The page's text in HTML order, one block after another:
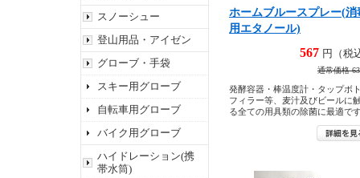
スノーシュー
登山用品・アイゼン
グローブ・手袋
スキー用グローブ
自転車用グローブ
バイク用グローブ
ハイドレーション(携
帯水筒)
ホームブルースプレー(消
用エタノール)
567 円（税
通常価格
発酵容器・棒温度計・タップボ
フィラー等、麦汁及びビールに
る全ての用具類の除菌に最適で